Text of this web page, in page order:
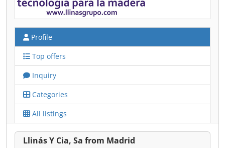
Profile
Top offers
Inquiry
Categories
All listings
Llinás Y Cia, Sa from Madrid